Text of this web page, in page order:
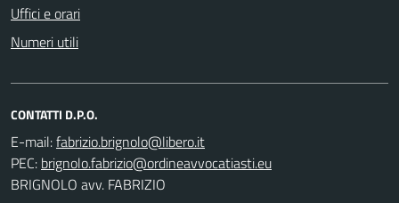
Uffici e orari
Numeri utili
CONTATTI D.P.O.
E-mail:
PEC:
BRIGNOLO avv. FABRIZIO